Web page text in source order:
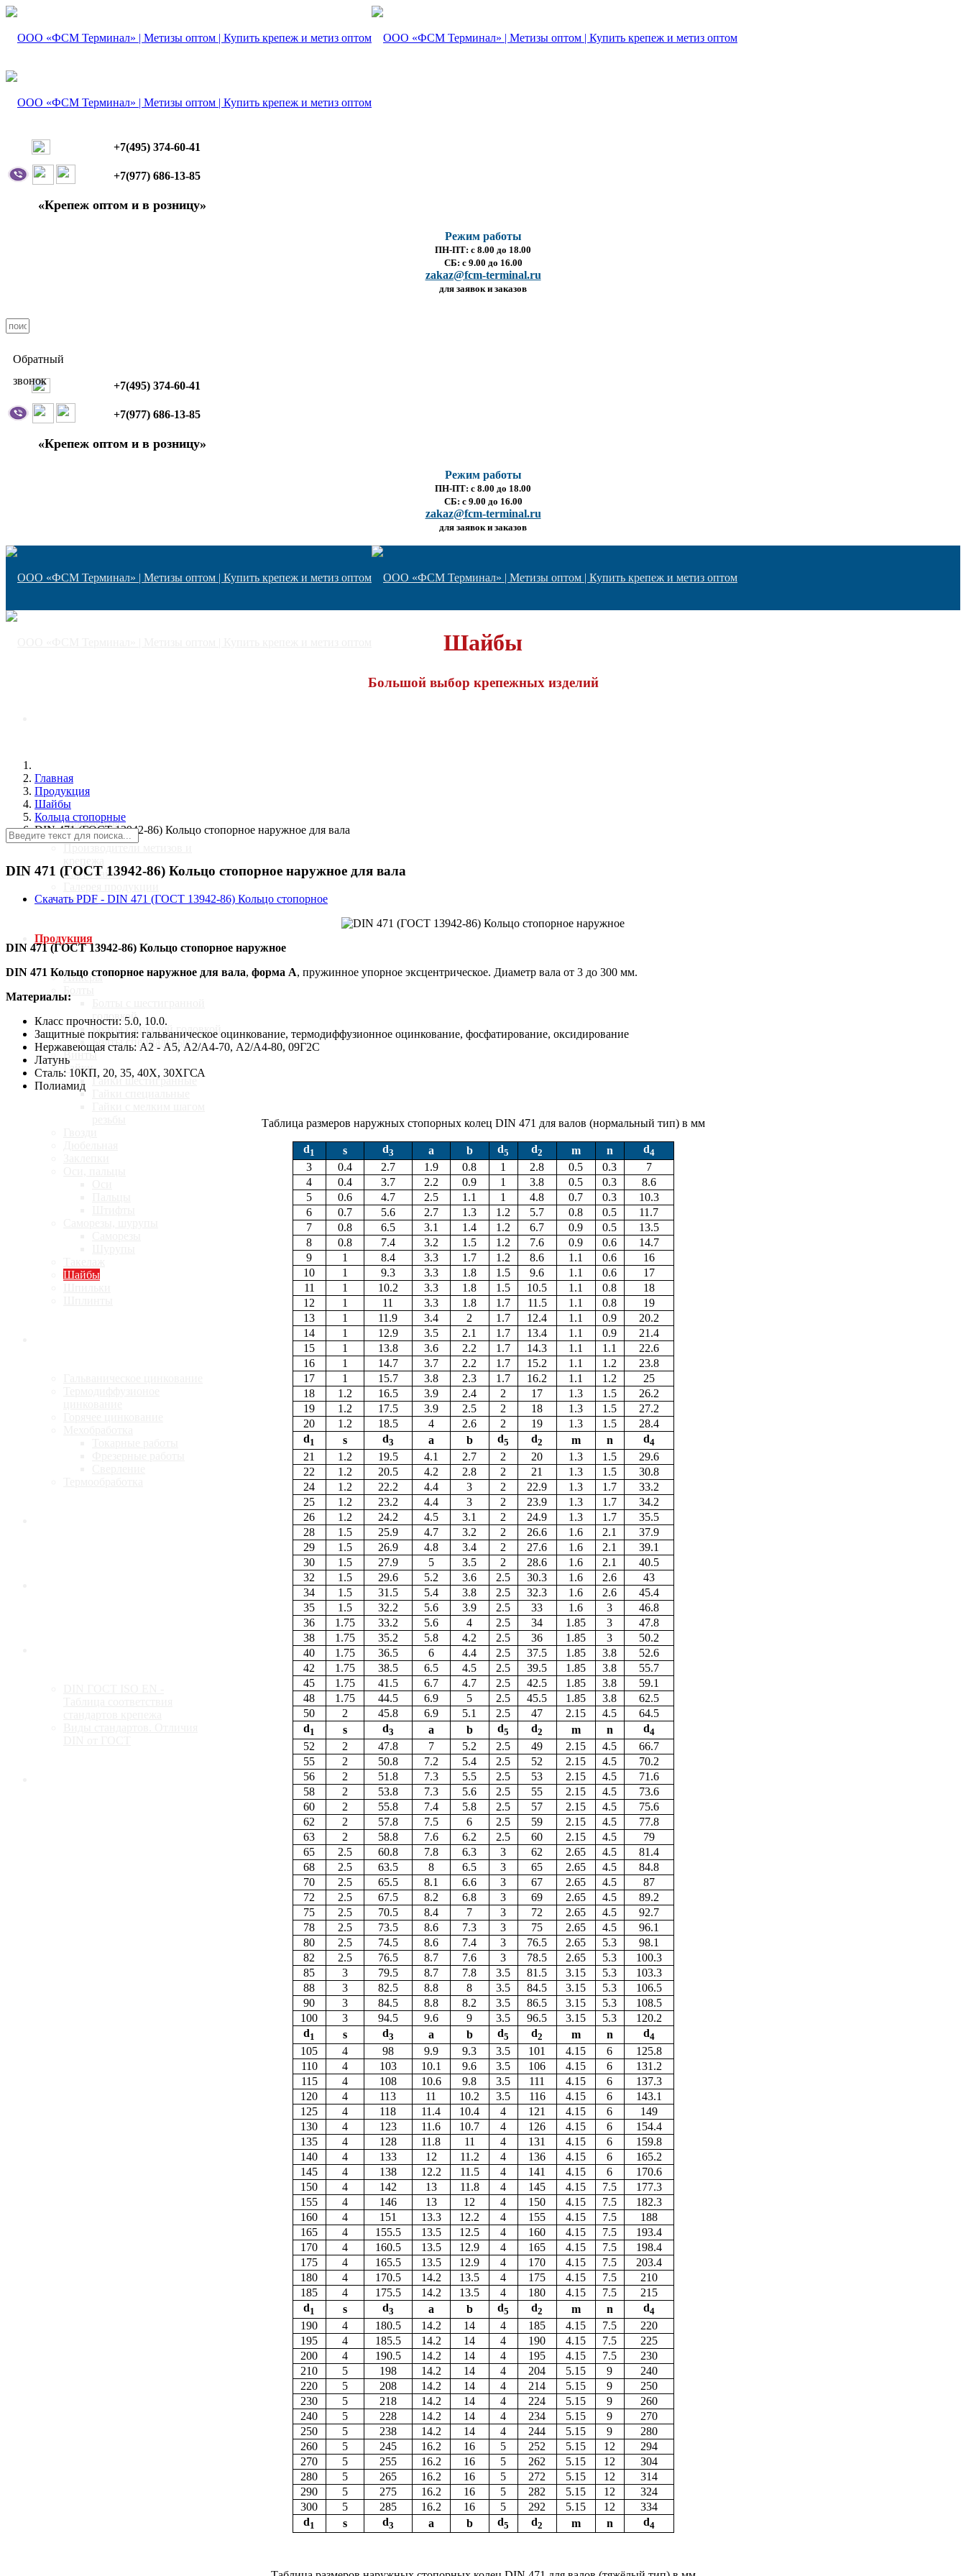
+7(495) 374-60-41
+7(977) 686-13-85
«Крепеж оптом и в розницу»
Режим работы
ПН-ПТ: с 8.00 до 18.00
СБ: с 9.00 до 16.00
zakaz@fcm-terminal.ru
для заявок и заказов
Обратный
звонок
+7(495) 374-60-41
+7(977) 686-13-85
«Крепеж оптом и в розницу»
Режим работы
ПН-ПТ: с 8.00 до 18.00
СБ: с 9.00 до 16.00
zakaz@fcm-terminal.ru
для заявок и заказов
О компании
Документы
Новости
Карта сайта
Статьи
Продукция
Анкеры
головкой
Болты с круглой головкой
Болты специальные
Винты
Гайки
Гайки шестигранные
Шайбы
Шайбы
Большой выбор крепежных изделий
Главная
Продукция
Шайбы
Кольца стопорные
DIN 471 (ГОСТ 13942-86) Кольцо стопорное наружное для вала
DIN 471 (ГОСТ 13942-86) Кольцо стопорное наружное для вала
Скачать PDF - DIN 471 (ГОСТ 13942-86) Кольцо стопорное
DIN 471 (ГОСТ 13942-86) Кольцо стопорное наружное
DIN 471 Кольцо стопорное наружное для вала, форма А, пружинное упорное эксцентрическое. Диаметр вала от 3 до 300 мм.
Материалы:
Класс прочности: 5.0, 10.0.
Защитные покрытия: гальваническое оцинкование, термодиффузионное оцинкование, фосфатирование, оксидирование
Нержавеющая сталь: А2 - А5, А2/А4-70, А2/А4-80, 09Г2С
Латунь
Сталь: 10КП, 20, 35, 40Х, 30ХГСА
Полиамид
Таблица размеров наружных стопорных колец DIN 471 для валов (нормальный тип) в мм
d1 s d3 а b d5 d2 m n d4
3 0.4 2.7 1.9 0.8 1 2.8 0.5 0.3
7
4
0.4 3.7 2.2 0.9 1 3.8 0.5 0.3
8.6
5
0.6 4.7 2.5 1.1 1 4.8 0.7 0.3
10.3
6
0.7 5.6 2.7 1.3 1.2 5.7 0.8 0.5
11.7
7
0.8 6.5 3.1 1.4 1.2 6.7 0.9 0.5
13.5
8
0.8 7.4 3.2 1.5 1.2 7.6 0.9 0.6
14.7
9
1 8.4 3.3 1.7 1.2 8.6 1.1 0.6
16
10
1 9.3 3.3 1.8 1.5 9.6 1.1 0.6
17
11
1 10.2 3.3 1.8 1.5 10.5 1.1 0.8
18
12
1 11 3.3 1.8 1.7 11.5 1.1 0.8
19
13
1 11.9 3.4 2 1.7 12.4 1.1 0.9
20.2
14
1 12.9 3.5 2.1 1.7 13.4 1.1 0.9
21.4
15
1 13.8 3.6 2.2 1.7 14.3 1.1 1.1
22.6
16
1 14.7 3.7 2.2 1.7 15.2 1.1 1.2
23.8
17
1 15.7 3.8 2.3 1.7 16.2 1.1 1.2
25
18
1.2 16.5 3.9 2.4 2 17 1.3 1.5
26.2
19
1.2 17.5 3.9 2.5 2 18 1.3 1.5
27.2
20
1.2 18.5 4 2.6 2 19 1.3 1.5
28.4
d1 s d3 а b d5 d2 m n d4
21 1.2 19.5 4.1 2.7 2 20 1.3 1.5
29.6
22
1.2 20.5 4.2 2.8 2 21 1.3 1.5
30.8
24
1.2 22.2 4.4 3 2 22.9 1.3 1.7
33.2
25
1.2 23.2 4.4 3 2 23.9 1.3 1.7
34.2
26
1.2 24.2 4.5 3.1 2 24.9 1.3 1.7
35.5
28
1.5 25.9 4.7 3.2 2 26.6 1.6 2.1
37.9
29
1.5 26.9 4.8 3.4 2 27.6 1.6 2.1
39.1
30
1.5 27.9 5 3.5 2 28.6 1.6 2.1
40.5
32
1.5 29.6 5.2 3.6 2.5 30.3 1.6 2.6
43
34
1.5 31.5 5.4 3.8 2.5 32.3 1.6 2.6
45.4
35
1.5 32.2 5.6 3.9 2.5 33 1.6 3
46.8
36
1.75 33.2 5.6 4 2.5 34 1.85 3
47.8
38
1.75 35.2 5.8 4.2 2.5 36 1.85 3
50.2
40
1.75 36.5 6 4.4 2.5 37.5 1.85 3.8
52.6
42
1.75 38.5 6.5 4.5 2.5 39.5 1.85 3.8
55.7
45
1.75 41.5 6.7 4.7 2.5 42.5 1.85 3.8
59.1
48
1.75 44.5 6.9 5 2.5 45.5 1.85 3.8
62.5
50
2 45.8 6.9 5.1 2.5 47 2.15 4.5
64.5
d1 s d3 а b d5 d2 m n d4
52 2 47.8 7 5.2 2.5 49 2.15 4.5
66.7
55
2 50.8 7.2 5.4 2.5 52 2.15 4.5
70.2
56
2 51.8 7.3 5.5 2.5 53 2.15 4.5
71.6
58
2 53.8 7.3 5.6 2.5 55 2.15 4.5
73.6
60
2 55.8 7.4 5.8 2.5 57 2.15 4.5
75.6
62
2 57.8 7.5 6 2.5 59 2.15 4.5
77.8
63
2 58.8 7.6 6.2 2.5 60 2.15 4.5
79
65
2.5 60.8 7.8 6.3 3 62 2.65 4.5
81.4
68
2.5 63.5 8 6.5 3 65 2.65 4.5
84.8
70
2.5 65.5 8.1 6.6 3 67 2.65 4.5
87
72
2.5 67.5 8.2 6.8 3 69 2.65 4.5
89.2
75
2.5 70.5 8.4 7 3 72 2.65 4.5
92.7
78
2.5 73.5 8.6 7.3 3 75 2.65 4.5
96.1
80
2.5 74.5 8.6 7.4 3 76.5 2.65 5.3
98.1
82
2.5 76.5 8.7 7.6 3 78.5 2.65 5.3
100.3
85
3 79.5 8.7 7.8 3.5 81.5 3.15 5.3
103.3
88
3 82.5 8.8 8 3.5 84.5 3.15 5.3
106.5
90
3 84.5 8.8 8.2 3.5 86.5 3.15 5.3
108.5
100
3 94.5 9.6 9 3.5 96.5 3.15 5.3
120.2
d1 s d3 а b d5 d2 m n d4
105 4 98 9.9 9.3 3.5 101 4.15 6
125.8
110
4 103 10.1 9.6 3.5 106 4.15 6
131.2
115
4 108 10.6 9.8 3.5 111 4.15 6
137.3
120
4 113 11 10.2 3.5 116 4.15 6
143.1
125
4 118 11.4 10.4 4 121 4.15 6
149
130
4 123 11.6 10.7 4 126 4.15 6
154.4
135
4 128 11.8 11 4 131 4.15 6
159.8
140
4 133 12 11.2 4 136 4.15 6
165.2
145
4 138 12.2 11.5 4 141 4.15 6
170.6
150
4 142 13 11.8 4 145 4.15 7.5
177.3
155
4 146 13 12 4 150 4.15 7.5
182.3
160
4 151 13.3 12.2 4 155 4.15 7.5
188
165
4 155.5 13.5 12.5 4 160 4.15 7.5
193.4
170
4 160.5 13.5 12.9 4 165 4.15 7.5
198.4
175
4 165.5 13.5 12.9 4 170 4.15 7.5
203.4
180
4 170.5 14.2 13.5 4 175 4.15 7.5
210
185
4 175.5 14.2 13.5 4 180 4.15 7.5
215
d1 s d3 а b d5 d2 m n d4
190 4 180.5 14.2 14 4 185 4.15 7.5
220
195
4 185.5 14.2 14 4 190 4.15 7.5
225
200
4 190.5 14.2 14 4 195 4.15 7.5
230
210
5 198 14.2 14 4 204 5.15 9
240
220
5 208 14.2 14 4 214 5.15 9
250
230
5 218 14.2 14 4 224 5.15 9
260
240
5 228 14.2 14 4 234 5.15 9
270
250
5 238 14.2 14 4 244 5.15 9
280
260
5 245 16.2 16 5 252 5.15 12
294
270
5 255 16.2 16 5 262 5.15 12
304
280
5 265 16.2 16 5 272 5.15 12
314
290
5 275 16.2 16 5 282 5.15 12
324
300
5 285 16.2 16 5 292 5.15 12
334
d1 s d3 а b d5 d2 m n d4